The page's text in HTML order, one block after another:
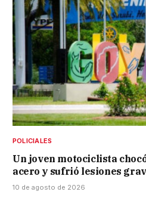
POLICIALES
Un joven motociclista
acero y sufrió lesiones
10 de agosto de 2026